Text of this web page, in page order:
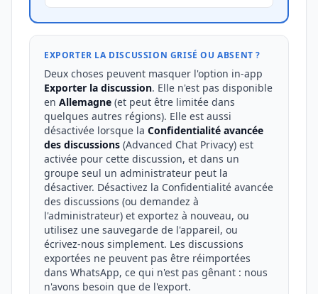
EXPORTER LA DISCUSSION GRISÉ OU ABSENT ?
Deux choses peuvent masquer l'option in-app
Exporter la discussion. Elle n'est pas disponible
en Allemagne (et peut être limitée dans
quelques autres régions). Elle est aussi
désactivée lorsque la Confidentialité avancée
des discussions (Advanced Chat Privacy) est
activée pour cette discussion, et dans un
groupe seul un administrateur peut la
désactiver. Désactivez la Confidentialité avancée
des discussions (ou demandez à
l'administrateur) et exportez à nouveau, ou
utilisez une sauvegarde de l'appareil, ou
écrivez-nous simplement. Les discussions
exportées ne peuvent pas être réimportées
dans WhatsApp, ce qui n'est pas gênant : nous
n'avons besoin que de l'export.